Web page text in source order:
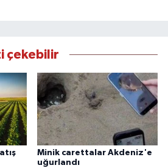
çekebilir
Minik carettalar Akdeniz'e
uğurlandı